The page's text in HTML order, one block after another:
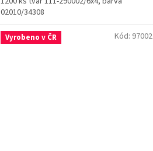
02010/34308
Vyrobeno v ČR Kód: 97002